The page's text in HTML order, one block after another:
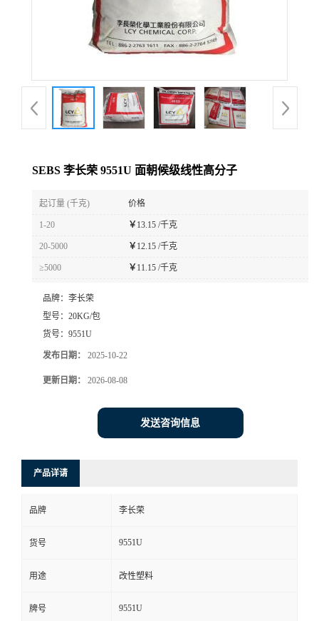
SEBS 李长荣 9551U 面朝候级线性高分子
起订量 (千克) 价格
1-20 ￥13.15 /千克
20-5000 ￥12.15 /千克
≥5000 ￥11.15 /千克
品牌： 李长荣
型号： 20KG/包
货号： 9551U
发布日期： 2025-10-22
更新日期： 2026-08-08
发送咨询信息
产品详请
品牌 李长荣
货号 9551U
用途 改性塑料
牌号 9551U